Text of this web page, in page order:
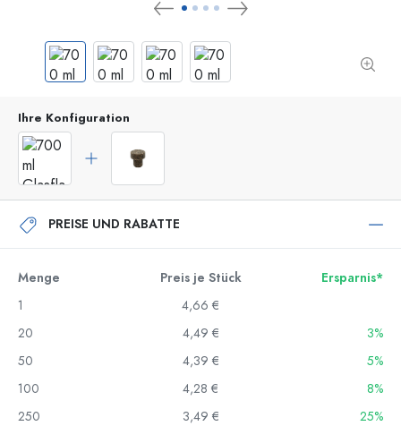
Ihre Konfiguration
PREISE UND RABATTE
Menge Preis je Stück
Ersparnis*
1
4,66 €
20
4,49 €
3%
50
4,39 €
5%
100
4,28 €
8%
250
3,49 €
25%